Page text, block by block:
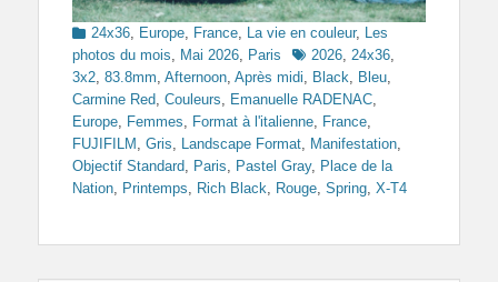
Categories
24x36, Europe, France, La vie en couleur, Les
photos du mois, Mai 2026, Paris Tags2026, 24x36,
3x2, 83.8mm, Afternoon, Après midi, Black, Bleu,
Carmine Red, Couleurs, Emanuelle RADENAC,
Europe, Femmes, Format à l'italienne, France,
FUJIFILM , Gris, Landscape Format, Manifestation,
Objectif Standard, Paris, Pastel Gray, Place de la
Nation, Printemps, Rich Black, Rouge, Spring, X-T4